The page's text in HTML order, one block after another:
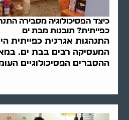
כיצד הפסיכולוגיה מסבירה
כפייתית? תובנות מבת ים
התנהגות אגרנית כפייתית
המעסיקה רבים בבת ים.
ההסברים הפסיכולוגיים